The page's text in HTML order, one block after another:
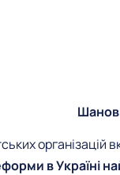
в Україні